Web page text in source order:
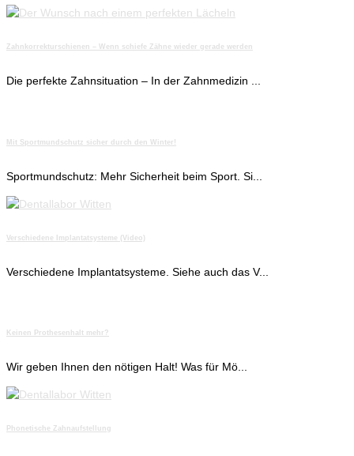
Zahnkorrekturschienen – Wenn schiefe Zähne wieder gerade werden
Die perfekte Zahnsituation – In der Zahnmedizin ...
Mit Sportmundschutz sicher durch den Winter!
Sportmundschutz: Mehr Sicherheit beim Sport. Si...
Verschiedene Implantatsysteme (Video)
Verschiedene Implantatsysteme. Siehe auch das V...
Keinen Prothesenhalt mehr?
Wir geben Ihnen den nötigen Halt! Was für Mö...
Phonetische Zahnaufstellung